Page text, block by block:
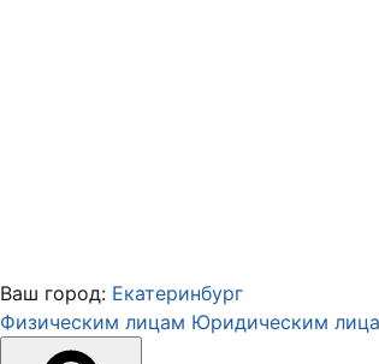
Ваш город: Екатеринбург
Физическим лицам Юридическим